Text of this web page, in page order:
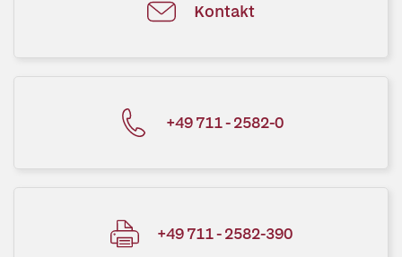
Kontakt
+49 711 - 2582-0
+49 711 - 2582-390